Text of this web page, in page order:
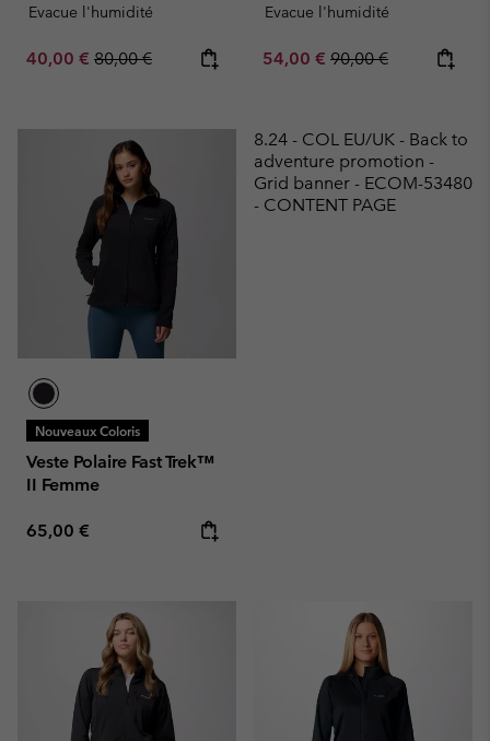
Evacue l'humidité
Sale price:
40,00 € Regular price:
80,00 €
Evacue l'humidité
Sale price:
54,00 € Regular price:
90,00 €
Nouveaux Coloris
Veste Polaire Fast Trek™
II Femme
Regular price:
65,00 €
8.24 - COL EU/UK - Back to
adventure promotion -
Grid banner - ECOM-53480
- CONTENT PAGE